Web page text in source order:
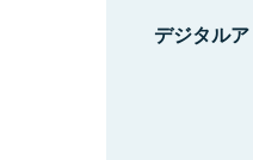
デジタル